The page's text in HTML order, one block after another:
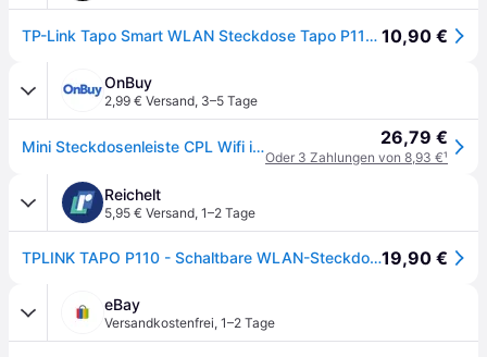
TP-Link Tapo Smart WLAN Steckdose Tapo P110 mit Energieverbrauchskontrolle, Smart Home Alexa Steckdose, funktioniert mit Alexa, Google Home, Sprachsteuerung, Fernzugriff, Kein Hub notwendig, Mini 10,90 €
OnBuy
2,99 € Versand, 3–5 Tage
Mini Steckdosenleiste CPL Wifi intelligent - TP-LINK - Tapo P110 - 230V - WiFi - Weiß 26,79 €
Oder 3 Zahlungen von 8,93 €¹
Reichelt
5,95 € Versand, 1–2 Tage
TPLINK TAPO P110 - Schaltbare WLAN-Steckdose19,90 €
eBay
Versandkostenfrei, 1–2 Tage